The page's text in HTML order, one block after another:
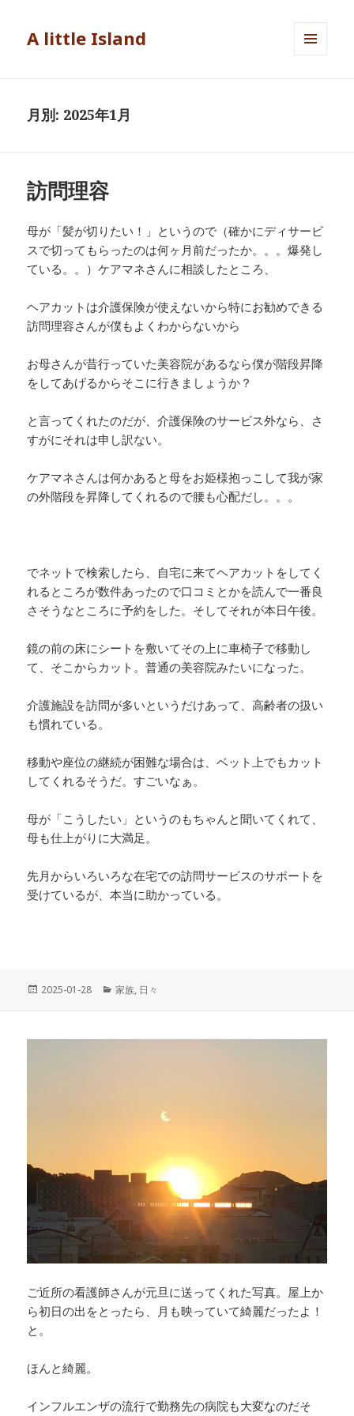
A little Island
月別: 2025年1月
訪問理容
母が「髪が切りたい！」というので（確かにディサービ
スで切ってもらったのは何ヶ月前だったか。。。爆発し
ている。。）ケアマネさんに相談したところ、
ヘアカットは介護保険が使えないから特にお勧めできる
訪問理容さんが僕もよくわからないから
お母さんが昔行っていた美容院があるなら僕が階段昇降
をしてあげるからそこに行きましょうか？
と言ってくれたのだが、介護保険のサービス外なら、さ
すがにそれは申し訳ない。
ケアマネさんは何かあると母をお姫様抱っこして我が家
の外階段を昇降してくれるので腰も心配だし。。。
でネットで検索したら、自宅に来てヘアカットをしてく
れるところが数件あったので口コミとかを読んで一番良
さそうなところに予約をした。そしてそれが本日午後。
鏡の前の床にシートを敷いてその上に車椅子で移動し
て、そこからカット。普通の美容院みたいになった。
介護施設を訪問が多いというだけあって、高齢者の扱い
も慣れている。
移動や座位の継続が困難な場合は、ベット上でもカット
してくれるそうだ。すごいなぁ。
母が「こうしたい」というのもちゃんと聞いてくれて、
母も仕上がりに大満足。
先月からいろいろな在宅での訪問サービスのサポートを
受けているが、本当に助かっている。
投
2025-01-28
カ
家族, 日々
ご近所の看護師さんが元旦に送ってくれた写真。屋上か
ら初日の出をとったら、月も映っていて綺麗だったよ！
と。
ほんと綺麗。
インフルエンザの流行で勤務先の病院も大変なのだそ